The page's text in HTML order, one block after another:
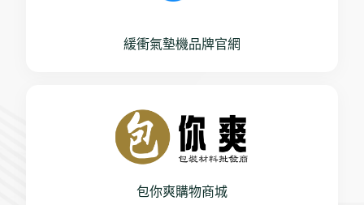
緩衝氣墊機品牌官網
包你爽購物商城